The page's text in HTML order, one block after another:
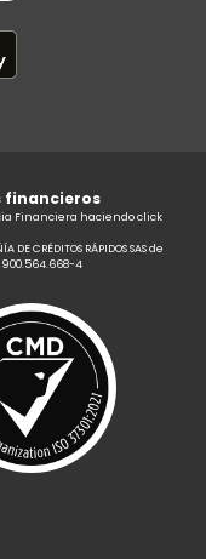
financieros
Financiera haciendo click
CRÉDITOS RÁPIDOS SAS de
900.564.668-4